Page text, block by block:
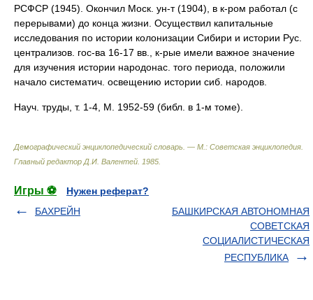
РСФСР (1945). Окончил Моск. ун-т (1904), в к-ром работал (с
перерывами) до конца жизни. Осуществил капитальные
исследования по истории колонизации Сибири и истории Рус.
централизов. гос-ва 16-17 вв., к-рые имели важное значение
для изучения истории народонас. того периода, положили
начало систематич. освещению истории сиб. народов.
Науч. труды, т. 1-4, М. 1952-59 (библ. в 1-м томе).
Демографический энциклопедический словарь. — М.: Советская энциклопедия
Главный редактор Д.И. Валентей 1985
Игры ⚽
Нужен реферат?
БАХРЕЙН
БАШКИРСКАЯ АВТОНOМНАЯ
СОВЕТСКАЯ
СОЦИАЛИСТИЧЕСКАЯ
РЕСПУБЛИКА